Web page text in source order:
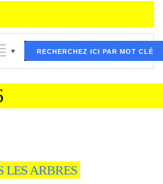
et / ou filtre (ci dessous) puis validez
RECHERCHEZ ICI PAR MOT CLÉ
LES ARBRES